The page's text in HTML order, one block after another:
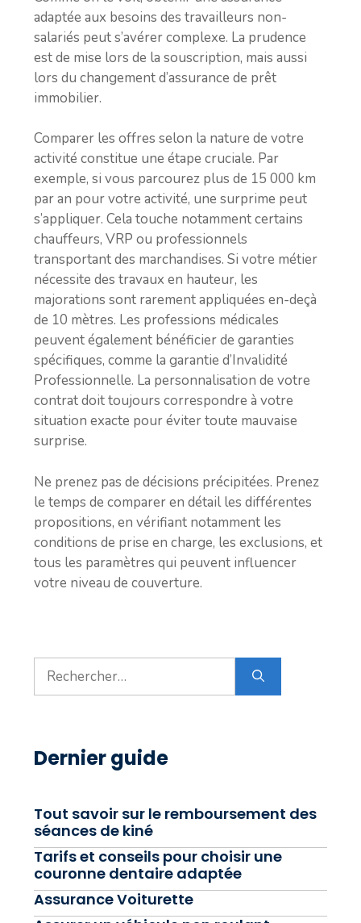
adaptée aux besoins des travailleurs non-
salariés peut s’avérer complexe. La prudence
est de mise lors de la souscription, mais aussi
lors du changement d’assurance de prêt
immobilier.
Comparer les offres selon la nature de votre
activité constitue une étape cruciale. Par
exemple, si vous parcourez plus de 15 000 km
par an pour votre activité, une surprime peut
s’appliquer. Cela touche notamment certains
chauffeurs, VRP ou professionnels
transportant des marchandises. Si votre métier
nécessite des travaux en hauteur, les
majorations sont rarement appliquées en-deçà
de 10 mètres. Les professions médicales
peuvent également bénéficier de garanties
spécifiques, comme la garantie d’Invalidité
Professionnelle. La personnalisation de votre
contrat doit toujours correspondre à votre
situation exacte pour éviter toute mauvaise
surprise.
Ne prenez pas de décisions précipitées. Prenez
le temps de comparer en détail les différentes
propositions, en vérifiant notamment les
conditions de prise en charge, les exclusions, et
tous les paramètres qui peuvent influencer
votre niveau de couverture.
Rechercher :
Dernier guide
Tout savoir sur le remboursement des
séances de kiné
Tarifs et conseils pour choisir une
couronne dentaire adaptée
Assurance Voiturette